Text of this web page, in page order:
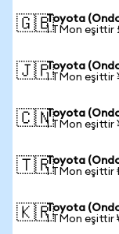
🇬🇧Toyota
1 TMon eşittir
🇯🇵Toyota
1 TMon
🇨🇳Toyota
1 TMon eşittir
🇹🇷Toyota
1 TMon eşittir
🇰🇷Toyota
1 TMon eşittir